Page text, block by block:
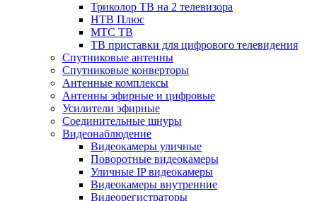
Триколор ТВ на 2 телевизора
НТВ Плюс
МТС ТВ
ТВ приставки для цифрового телевидения
Спутниковые антенны
Спутниковые конверторы
Антенные комплексы
Антенны эфирные и цифровые
Усилители эфирные
Соединительные шнуры
Видеонаблюдение
Видеокамеры уличные
Поворотные видеокамеры
Уличные IP видеокамеры
Видеокамеры внутренние
Видеорегистраторы